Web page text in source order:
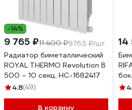
-14%
9 765 ₽11 400 ₽976.5 ₽/шт
Радиатор биметаллический
ROYAL THERMO Revolution B
500 – 10 секц. НС-1682417
4.8(49)
В корзину
14